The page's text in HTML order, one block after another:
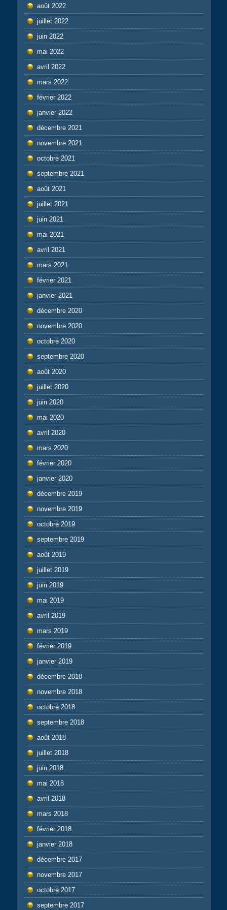
août 2022
juillet 2022
juin 2022
mai 2022
avril 2022
mars 2022
février 2022
janvier 2022
décembre 2021
novembre 2021
octobre 2021
septembre 2021
août 2021
juillet 2021
juin 2021
mai 2021
avril 2021
mars 2021
février 2021
janvier 2021
décembre 2020
novembre 2020
octobre 2020
septembre 2020
août 2020
juillet 2020
juin 2020
mai 2020
avril 2020
mars 2020
février 2020
janvier 2020
décembre 2019
novembre 2019
octobre 2019
septembre 2019
août 2019
juillet 2019
juin 2019
mai 2019
avril 2019
mars 2019
février 2019
janvier 2019
décembre 2018
novembre 2018
octobre 2018
septembre 2018
août 2018
juillet 2018
juin 2018
mai 2018
avril 2018
mars 2018
février 2018
janvier 2018
décembre 2017
novembre 2017
octobre 2017
septembre 2017